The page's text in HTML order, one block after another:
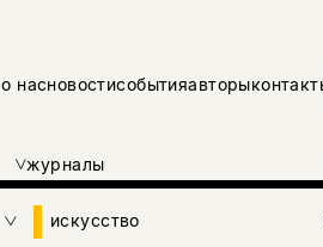
о насновостисобытияавторы
журналы
искусство